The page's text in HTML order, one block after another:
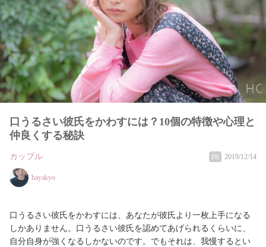
口うるさい彼氏をかわすには？10個の特徴や心理と
仲良くする秘訣
カップル PR 2019/12/14
hayakyo
口うるさい彼氏をかわすには、あなたが彼氏より一枚上手になる
しかありません。口うるさい彼氏を認めてあげられるくらいに、
自分自身が強くなるしかないのです。でもそれは、我慢するとい